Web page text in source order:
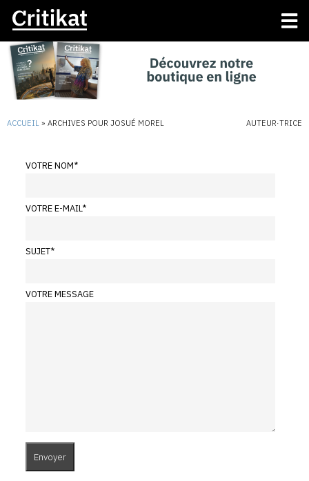
ACCUEIL » ARCHIVES POUR JOSUÉ MOREL AUTEUR·TRICE
VOTRE NOM*
VOTRE E-MAIL*
SUJET*
VOTRE MESSAGE